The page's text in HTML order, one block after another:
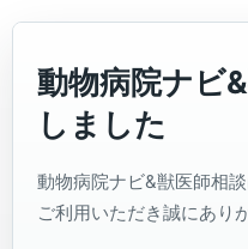
動物病院ナビ
しました
動物病院ナビ&獣医師相
ご利用いただき誠にあり